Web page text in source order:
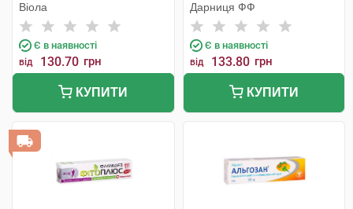
Віола
Є в наявності
від 130.70 грн
КУПИТИ
Дарниця ФФ
Є в наявності
від 133.80 грн
КУПИТИ